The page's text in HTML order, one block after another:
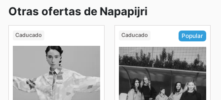
Otras ofertas de Napapijri
Caducado Caducado Popular